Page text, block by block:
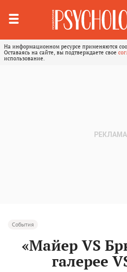
На информационном ресурсе применяются
Оставаясь на сайте, вы подтверждаете свое
использование.
События
«Майер VS
галерее